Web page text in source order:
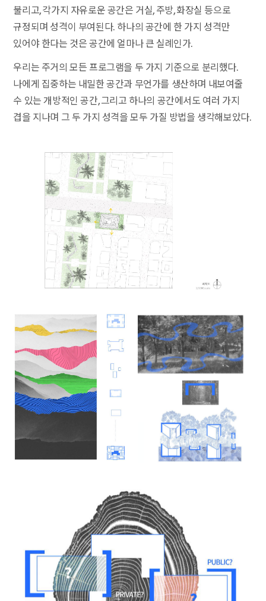
불리고, 각가지 자유로운 공간은 거실, 주방, 화장실 등으로
규정되며 성격이 부여된다. 하나의 공간에 한 가지 성격만
있어야 한다는 것은 공간에 얼마나 큰 실례인가.
우리는 주거의 모든 프로그램을 두 가지 기준으로 분리했다.
나에게 집중하는 내밀한 공간과 무언가를 생산하며 내보여줄
수 있는 개방적인 공간, 그리고 하나의 공간에서도 여러 가지
겹을 지나며 그 두 가지 성격을 모두 가질 방법을 생각해보았다.